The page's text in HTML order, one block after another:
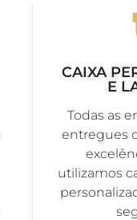
CAIXA
E
Todas as
entregues
utilizamos